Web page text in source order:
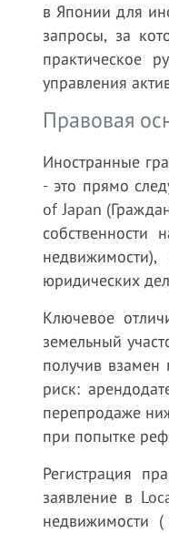
в Японии для
запросы, за
практическое
управления
Правовая
Иностранные
- это прямо
of Japan
собственности
юридических
Ключевое
земельный
получив взамен
риск:
перепродаже
при попытке
Регистрация
заявление в
недвижимости